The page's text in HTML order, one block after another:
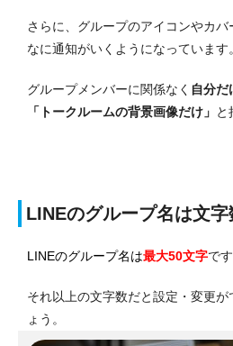
さらに、グループのアイコンやカ
なに通知がいくようになっています。
グループメンバーに関係なく 自分だ
「トークルームの背景画像だけ」 と
LINEのグループ名は文
LINEのグループ名は最大50文字です
それ以上の文字数だと設定・変更
ょう。